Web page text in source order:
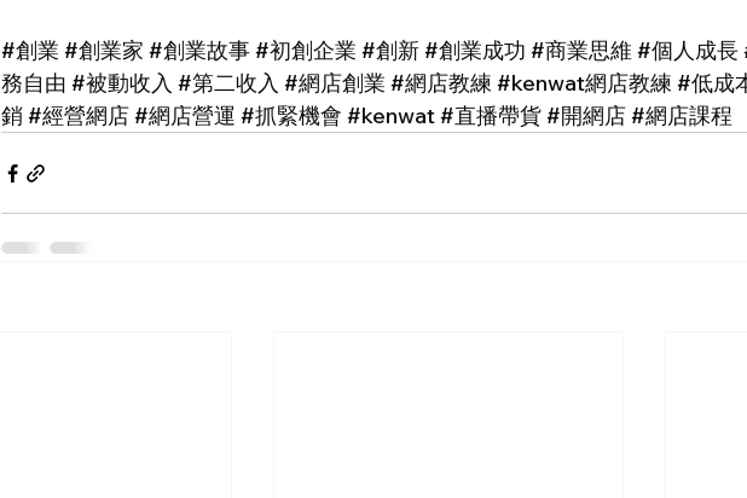
#創業 #創業家 #創業故事#初創企業 #創新#創業成功 #商業思維 #個人成長
務自由 #被動收入 #第二收入 #網店創業 #網店教練 #kenwat網店教練 #低成
銷 #經營網店#網店營運 #抓緊機會 #kenwat#直播帶貨#開網店#網店課程